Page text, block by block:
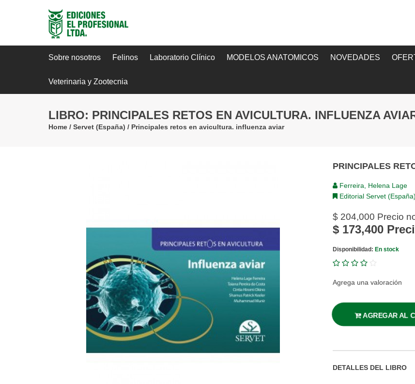
Sobre nosotros Felinos Laboratorio Clínico MODELOS ANATOMICOS NOVEDADES
Veterinaria y Zootecnia
LIBRO: PRINCIPALES RETOS EN AVICULTURA. INFLUENZA
Home/ Servet (España) / Principales retos en avicultura. influenza aviar
PRINCIPALES
Ferreira, Helena Lage
Editorial Servet (España)
$ 204,000 Precio
$ 173,400
Disponibilidad: En stock
Agrega una valoración
AGREGAR AL
DETALLES DEL LIBRO